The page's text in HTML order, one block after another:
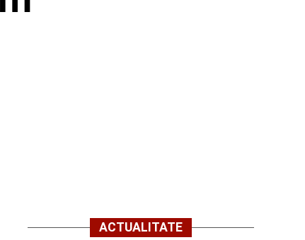
ACTUALITATE